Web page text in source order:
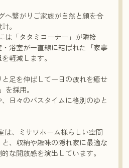
へ繋がりご家族が自然と顔を合
。
は「タタミコーナー」が隣接
浴室が一直線に結ばれた『家事
軽減します。
足を伸ばして一日の疲れを癒せ
を採用。
日々のバスタイムに格別のゆと
は、ミサワホーム様らしい空間
、収納や趣味の隠れ家に最適な
な開放感を演出しています。